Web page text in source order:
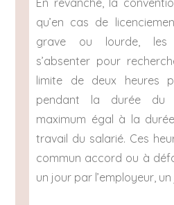
qu’en cas de
grave ou lourde, les
s’absenter pour
limite de deux heures
pendant la durée du
maximum égal à la
travail du salarié. Ces
commun accord ou à
un jour par l’employeur,